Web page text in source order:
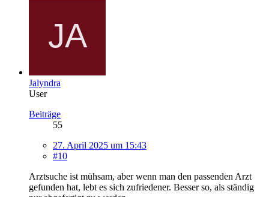
Jalyndra
User
Beiträge
55
27. April 2025 um 15:43
#10
Arztsuche ist mühsam, aber wenn man den passenden Arzt
gefunden hat, lebt es sich zufriedener. Besser so, als ständig